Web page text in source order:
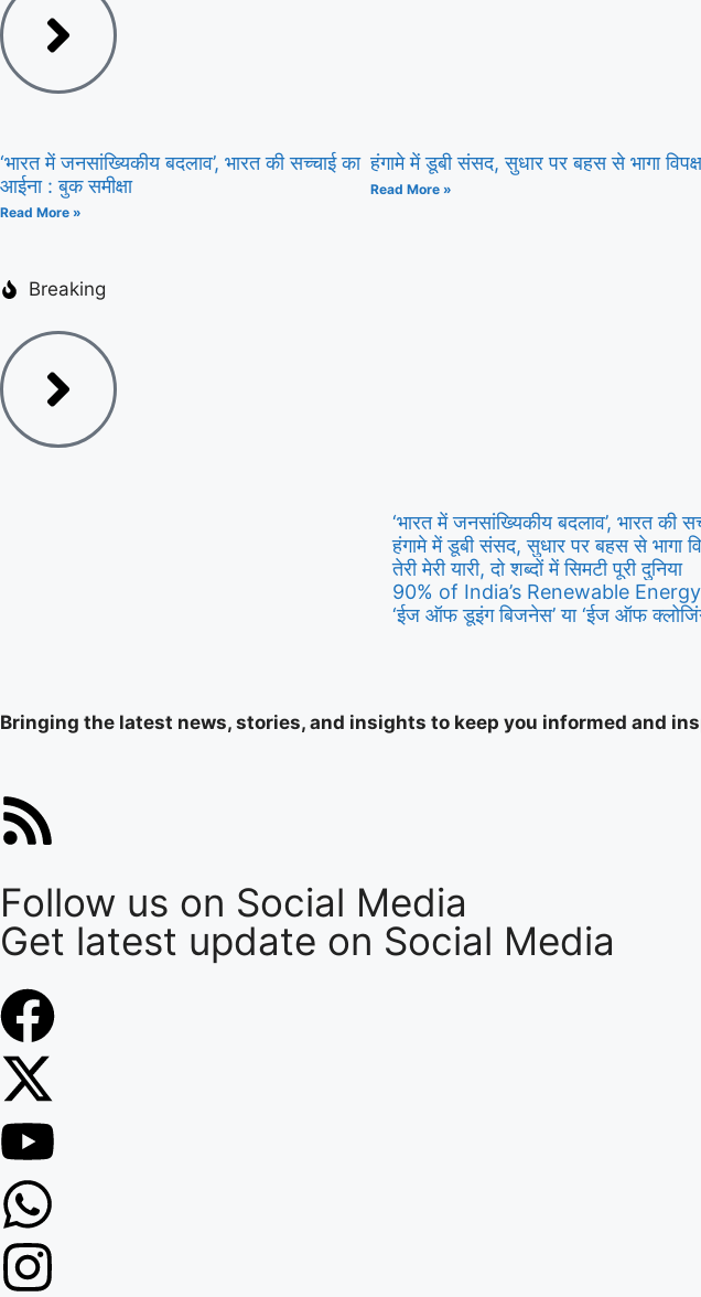
‘भारत में जनसांख्यिकीय बदलाव’, भारत की सच्चाई का
आईना : बुक समीक्षा
Read More »
हंगामे में डूबी संसद, सुधार पर बहस से भागा विपक्ष
Read More »
Breaking
‘भारत में जनसांख्यिकीय बदलाव’, भारत की
हंगामे में डूबी संसद, सुधार पर बहस से भागा
तेरी मेरी यारी, दो शब्दों में सिमटी पूरी दुनिया
90% of India’s Renewable
‘ईज ऑफ डूइंग बिजनेस’ या ‘ईज ऑफ क्लोजिंग
Bringing the latest news, stories, and insights to keep you informed and
Follow us on Social Media
Get latest update on Social Media